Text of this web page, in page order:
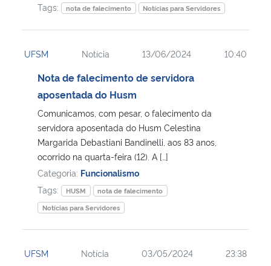
Tags:
nota de falecimento Notícias para Servidores
UFSM Notícia 13/06/2024 10:40
Nota de falecimento de servidora
aposentada do Husm
Comunicamos, com pesar, o falecimento da
servidora aposentada do Husm Celestina
Margarida Debastiani Bandinelli, aos 83 anos,
ocorrido na quarta-feira (12). A […]
Categoria: Funcionalismo
Tags:
HUSM
nota de falecimento
Notícias para Servidores
UFSM Notícia 03/05/2024 23:38